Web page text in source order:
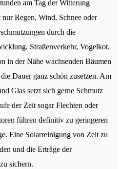
am Tag der Witterung
Regen, Wind, Schnee oder
durch die
Straßenverkehr, Vogelkot,
in der Nähe wachsenden Bäumen
Dauer ganz schön zusetzen. Am
Glas setzt sich gerne Schmutz
der Zeit sogar Flechten oder
führen definitiv zu geringeren
Eine Solarreinigung von Zeit zu
und die Erträge der
sichern.